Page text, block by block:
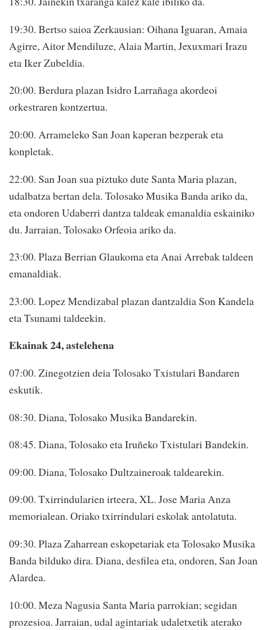
19:30. Bertso saioa Zerkausian: Oihana Iguaran, Amaia
Agirre, Aitor Mendiluze, Alaia Martin, Jexuxmari Irazu
eta Iker Zubeldia.
20:00. Berdura plazan Isidro Larrañaga akordeoi
orkestraren kontzertua.
20:00. Arrameleko San Joan kaperan bezperak eta
konpletak.
22:00. San Joan sua piztuko dute Santa Maria plazan,
udalbatza bertan dela. Tolosako Musika Banda ariko da,
eta ondoren Udaberri dantza taldeak emanaldia eskainiko
du. Jarraian, Tolosako Orfeoia ariko da.
23:00. Plaza Berrian Glaukoma eta Anai Arrebak taldeen
emanaldiak.
23:00. Lopez Mendizabal plazan dantzaldia Son Kandela
eta Tsunami taldeekin.
Ekainak 24, astelehena
07:00. Zinegotzien deia Tolosako Txistulari Bandaren
eskutik.
08:30. Diana, Tolosako Musika Bandarekin.
08:45. Diana, Tolosako eta Iruñeko Txistulari Bandekin.
09:00. Diana, Tolosako Dultzaineroak taldearekin.
09:00. Txirrindularien irteera, XL. Jose Maria Anza
memorialean. Oriako txirrindulari eskolak antolatuta.
09:30. Plaza Zaharrean eskopetariak eta Tolosako Musika
Banda bilduko dira. Diana, desfilea eta, ondoren, San Joan
Alardea.
10:00. Meza Nagusia Santa Maria parrokian; segidan
prozesioa. Jarraian, udal agintariak udaletxetik aterako